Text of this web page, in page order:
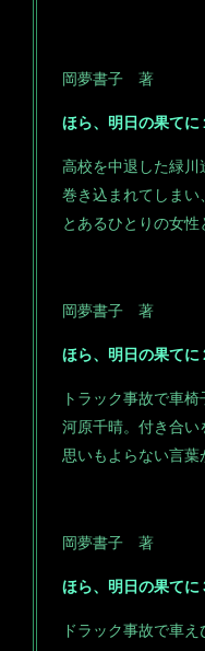
岡夢書子 著
ほら、明日の果て
高校を中退した緑
巻き込まれてしまい
とあるひとりの女
岡夢書子 著
ほら、明日の果て
トラック事故で車
河原千晴。付き合い
思いもよらない言葉
岡夢書子 著
ほら、明日の果て
ドラック事故で車